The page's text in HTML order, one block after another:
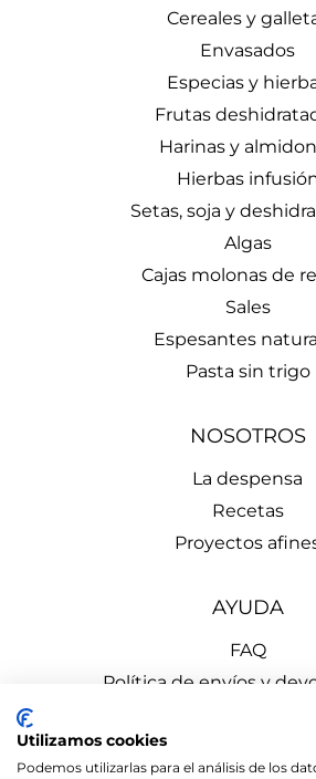
Cereales y
Envasados
Especias y
Frutas
Harinas y
Hierbas
Setas, soja y
Algas
Cajas molonas de
Sales
Espesantes
Pasta sin trigo
NOSOTROS
La despensa
Recetas
Proyectos
AYUDA
FAQ
Política de envíos y
Política de
Utilizamos cookies
Podemos utilizarlas para el análisis de los